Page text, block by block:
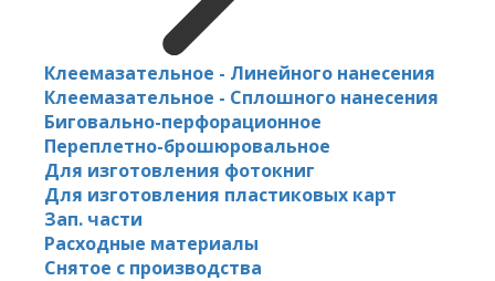
Клеемазательное - Линейного нанесения
Клеемазательное - Сплошного нанесения
Биговально-перфорационное
Переплетно-брошюровальное
Для изготовления фотокниг
Для изготовления пластиковых карт
Зап. части
Расходные материалы
Снятое с производства